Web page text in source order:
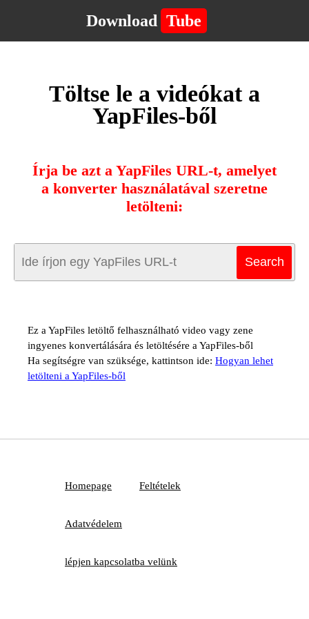
Download Tube
Töltse le a videókat a
YapFiles-ből
Írja be azt a YapFiles URL-t, amelyet
a konverter használatával szeretne
letölteni:
Ez a YapFiles letöltő felhasználható video vagy zene
ingyenes konvertálására és letöltésére a YapFiles-ből
Ha segítségre van szüksége, kattintson ide: Hogyan lehet
letölteni a YapFiles-ből
Homepage Feltételek
Adatvédelem
lépjen kapcsolatba velünk